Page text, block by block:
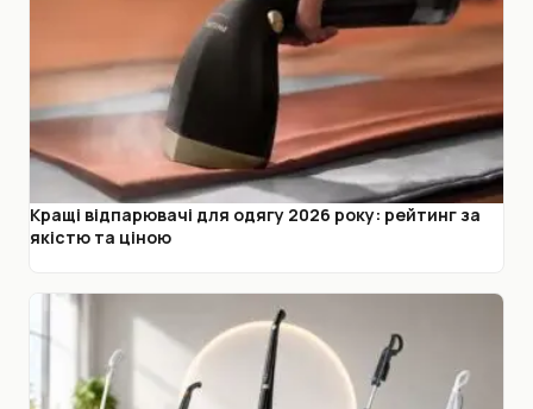
Кращі відпарювачі для одягу 2026 року: рейтинг за
якістю та ціною